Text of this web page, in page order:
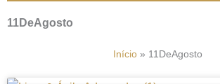
11DeAgosto
Início» 11DeAgosto